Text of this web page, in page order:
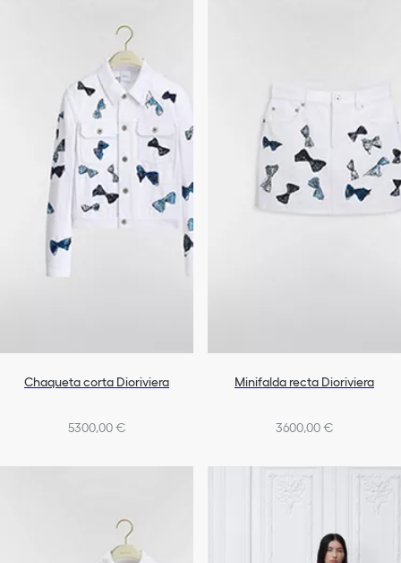
Chaqueta corta Dioriviera
5300,00 €
Minifalda recta Dioriviera
3600,00 €